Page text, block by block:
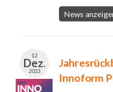
News
12
Dez.
2023
Innoform